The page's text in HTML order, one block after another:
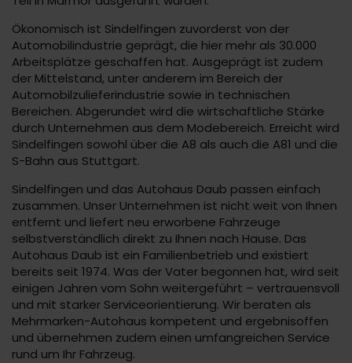
Ökonomisch ist Sindelfingen zuvorderst von der
Automobilindustrie geprägt, die hier mehr als 30.000
Arbeitsplätze geschaffen hat. Ausgeprägt ist zudem
der Mittelstand, unter anderem im Bereich der
Automobilzulieferindustrie sowie in technischen
Bereichen. Abgerundet wird die wirtschaftliche Stärke
durch Unternehmen aus dem Modebereich. Erreicht wird
Sindelfingen sowohl über die A8 als auch die A81 und die
S-Bahn aus Stuttgart.
Sindelfingen und das Autohaus Daub passen einfach
zusammen. Unser Unternehmen ist nicht weit von Ihnen
entfernt und liefert neu erworbene Fahrzeuge
selbstverständlich direkt zu Ihnen nach Hause. Das
Autohaus Daub ist ein Familienbetrieb und existiert
bereits seit 1974. Was der Vater begonnen hat, wird seit
einigen Jahren vom Sohn weitergeführt – vertrauensvoll
und mit starker Serviceorientierung. Wir beraten als
Mehrmarken-Autohaus kompetent und ergebnisoffen
und übernehmen zudem einen umfangreichen Service
rund um Ihr Fahrzeug.